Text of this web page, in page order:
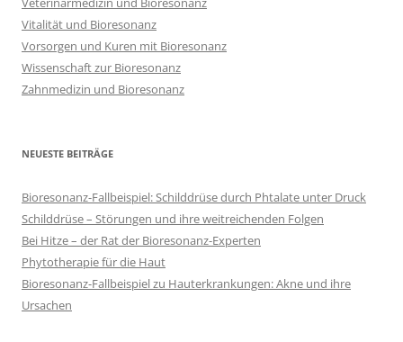
Vitalität und Bioresonanz
Vorsorgen und Kuren mit Bioresonanz
Wissenschaft zur Bioresonanz
Zahnmedizin und Bioresonanz
NEUESTE BEITRÄGE
Bioresonanz-Fallbeispiel: Schilddrüse durch Phtalate unter Druck
Schilddrüse – Störungen und ihre weitreichenden Folgen
Bei Hitze – der Rat der Bioresonanz-Experten
Phytotherapie für die Haut
Bioresonanz-Fallbeispiel zu Hauterkrankungen: Akne und ihre
Ursachen